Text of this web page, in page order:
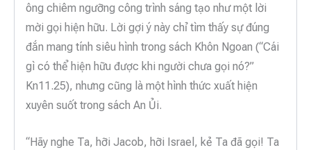
ông chiêm ngưỡng công trình sáng tạo như một lời
mời gọi hiện hữu. Lời gợi ý này chỉ tìm thấy sự đúng
đắn mang tính siêu hình trong sách Khôn Ngoan (“Cái
gì có thể hiện hữu được khi người chưa gọi nó?”
Kn11.25), nhưng cũng là một hình thức xuất hiện
xuyên suốt trong sách An Ủi.
“Hãy nghe Ta, hỡi Jacob, hỡi Israel, kẻ Ta đã gọi! Ta